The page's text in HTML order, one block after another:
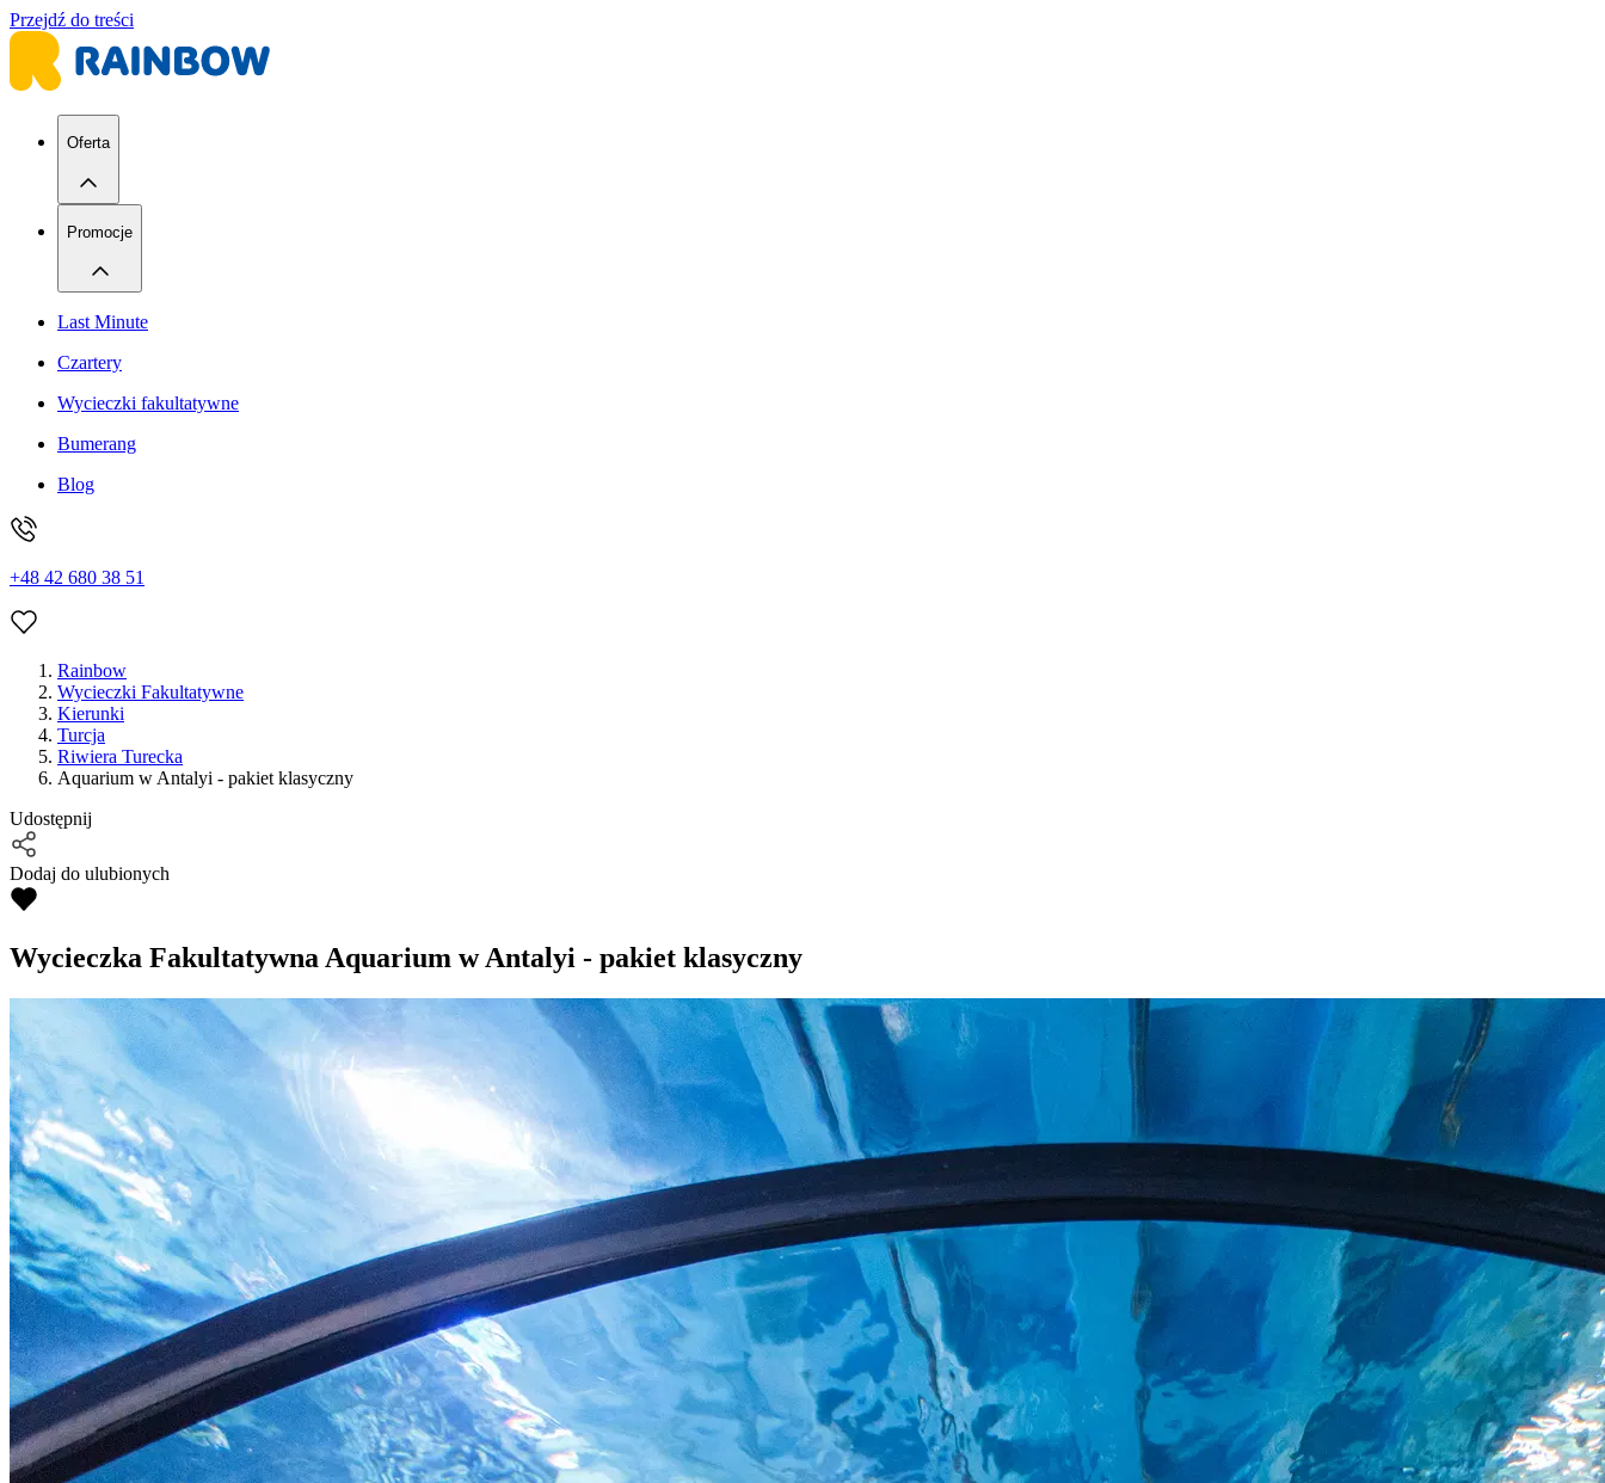
Przejdź do treści
Oferta
Promocje
Last Minute
Czartery
Wycieczki fakultatywne
Bumerang
Blog
+48 42 680 38 51
Rainbow
Wycieczki Fakultatywne
Kierunki
Turcja
Riwiera Turecka
Aquarium w Antalyi - pakiet klasyczny
Udostępnij
Dodaj do ulubionych
Wycieczka FakultatywnaAquarium w Antalyi - pakiet klasyczny